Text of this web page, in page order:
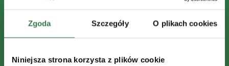
Zgoda Szczegóły O plikach cookies
Niniejsza strona korzysta z plików cookie